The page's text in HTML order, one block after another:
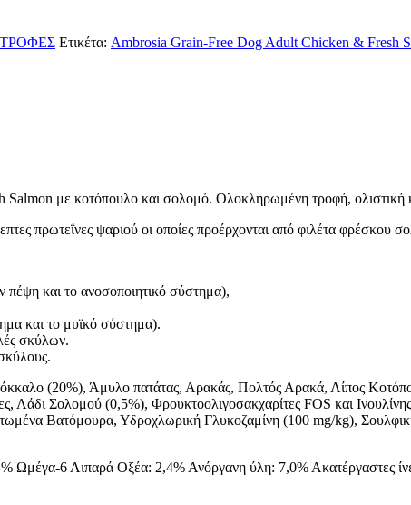
ΤΡΟΦΕΣ Ετικέτα: Ambrosia Grain-Free Dog Adult Chicken & Fresh
με κοτόπουλο και σολομό. Ολοκληρωμένη τροφή, ολιστική
πρωτεΐνες ψαριού οι οποίες προέρχονται από φιλέτα φρέσκου
πέψη και το ανοσοποιητικό σύστημα),
και το μυϊκό σύστημα).
σκύλων.
(20%), Άμυλο πατάτας, Αρακάς, Πολτός Αρακά, Λίπος
Λάδι Σολομού (0,5%), Φρουκτοολιγοσακχαρίτες FOS και
Βατόμουρα, Υδροχλωρική Γλυκοζαμίνη (100 mg/kg),
6 Λιπαρά Οξέα: 2,4% Ανόργανη ύλη: 7,0% Ακατέργαστες